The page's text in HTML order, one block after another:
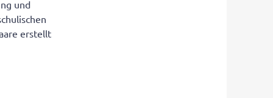
und
erstellt